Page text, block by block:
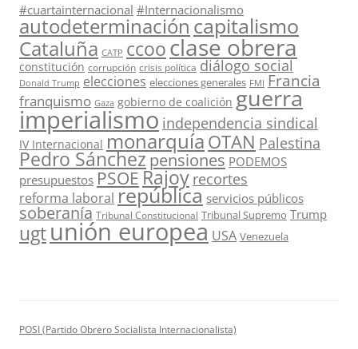
#cuartainternacional #Internacionalismo
autodeterminación capitalismo
Cataluña CATP ccooclase obrera
constitución corrupción crisis política diálogo social
Donald Trump elecciones elecciones generales FMI Francia
franquismo Gaza gobierno de coalición guerra
imperialismo independencia sindical
IV Internacional monarquía OTAN Palestina
Pedro Sánchezpensiones PODEMOS
presupuestos PSOERajoy recortes
reforma laboral república servicios públicos
soberanía Tribunal Constitucional Tribunal Supremo Trump
ugtunión europea USA Venezuela
POSI (Partido Obrero Socialista Internacionalista)